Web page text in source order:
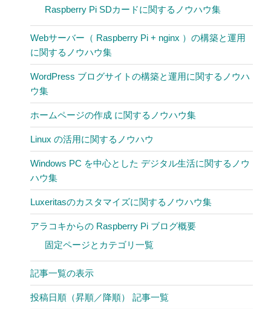
Raspberry Pi SDカードに関するノウハウ集
Webサーバー（ Raspberry Pi + nginx ）の構築と運用
に関するノウハウ集
WordPress ブログサイトの構築と運用に関するノウハ
ウ集
ホームページの作成 に関するノウハウ集
Linux の活用に関するノウハウ
Windows PC を中心とした デジタル生活に関するノウ
ハウ集
Luxeritasのカスタマイズに関するノウハウ集
アラコキからの Raspberry Pi ブログ概要
固定ページとカテゴリ一覧
記事一覧の表示
投稿日順（昇順／降順） 記事一覧